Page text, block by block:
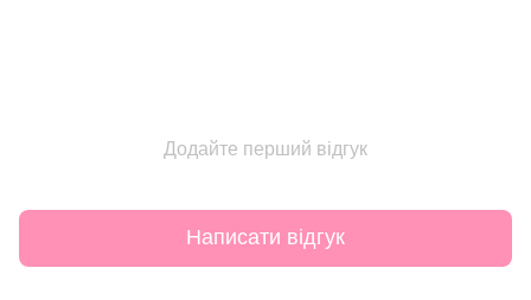
Додайте перший відгук
Написати відгук